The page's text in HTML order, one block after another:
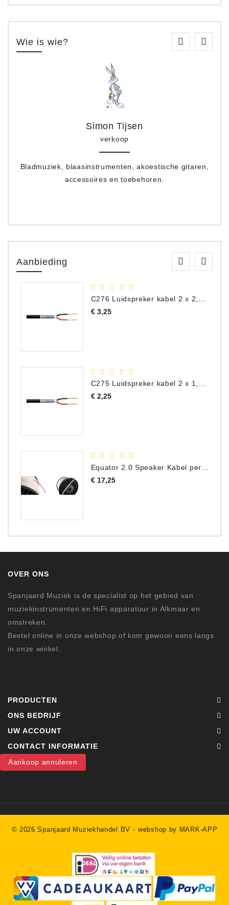
Wie is wie?
Simon Tijsen
verkoop
Bladmuziek, blaasinstrumenten, akoestische gitaren,
accessoires en toebehoren.
Aanbieding
C276 Luidspreker kabel 2 x 2,50 mm² (per meter)
€ 3,25Prijs
€ 2,25Prijs
Equator 2.0 Speaker Kabel per meter
€ 17,25Prijs
OVER ONS
Spanjaard Muziek is de specialist op het gebied van
muziekinstrumenten en HiFi apparatuur in Alkmaar en
omstreken.
Bestel online in onze webshop of kom gewoon eens langs
in onze winkel.
PRODUCTEN
ONS BEDRIJF
UW ACCOUNT
CONTACT INFORMATIE
Aankoop annuleren
© 2026 Spanjaard Muziekhandel BV -webshop by MARK-APP